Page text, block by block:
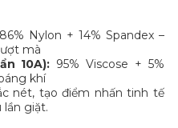
86% Nylon + 14% Spandex –
mà
10A): 95% Viscose + 5%
khí
nét, tạo điểm nhấn tinh tế
lần giặt.